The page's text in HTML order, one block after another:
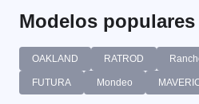
Modelos populares
OAKLAND RATROD
FUTURA Mondeo